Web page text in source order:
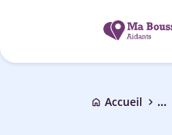
home Accueil chevron_right ...